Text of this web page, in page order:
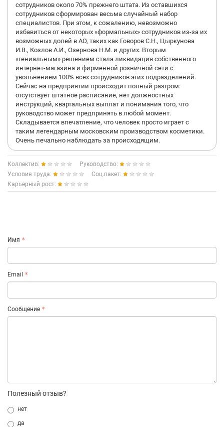
сотрудников около 70% прежнего штата. Из оставшихся
сотрудников сформирован весьма случайный набор
специалистов. При этом, к сожалению, невозможно
избавиться от некоторых «формальных» сотрудников из-за их
возможных долей в АО, таких как Говоров С.Н., Цыркунова
И.В., Козлов А.И., Озернова Н.М. и других. Вторым
«гениальным» решением стала ликвидация собственного
интернет-магазина и фирменной розничной сети с
увольнением 100% всех сотрудников этих подразделений.
Сейчас на предприятии происходит полный разгром:
отсутствует штатное расписание, нет должностных
инструкций, квартальных выплат и понимания того, что
руководство может предпринять в любой момент.
Складывается впечатление, что человек просто играет с
таким легендарным московским производством косметики.
Очень печально наблюдать за происходящим.
Коллектив:
Руководство:
Условия труда:
Соц.пакет:
Карьерный рост:
Имя
Email
Сообщение
Полезный отзыв?
нет
да